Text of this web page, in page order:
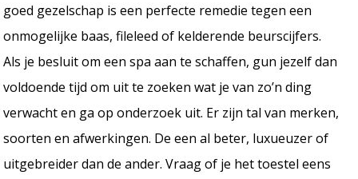
goed gezelschap is een perfecte remedie tegen een
onmogelijke baas, fileleed of kelderende beurscijfers.
Als je besluit om een spa aan te schaffen, gun jezelf dan
voldoende tijd om uit te zoeken wat je van zo’n ding
verwacht en ga op onderzoek uit. Er zijn tal van merken,
soorten en afwerkingen. De een al beter, luxueuzer of
uitgebreider dan de ander. Vraag of je het toestel eens